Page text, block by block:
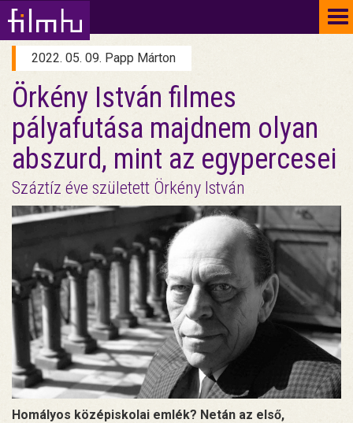
2022. 05. 09. Papp Márton
Örkény István filmes
pályafutása majdnem olyan
abszurd, mint az egypercesei
Száztíz éve született Örkény István
Homályos középiskolai emlék? Netán az első,